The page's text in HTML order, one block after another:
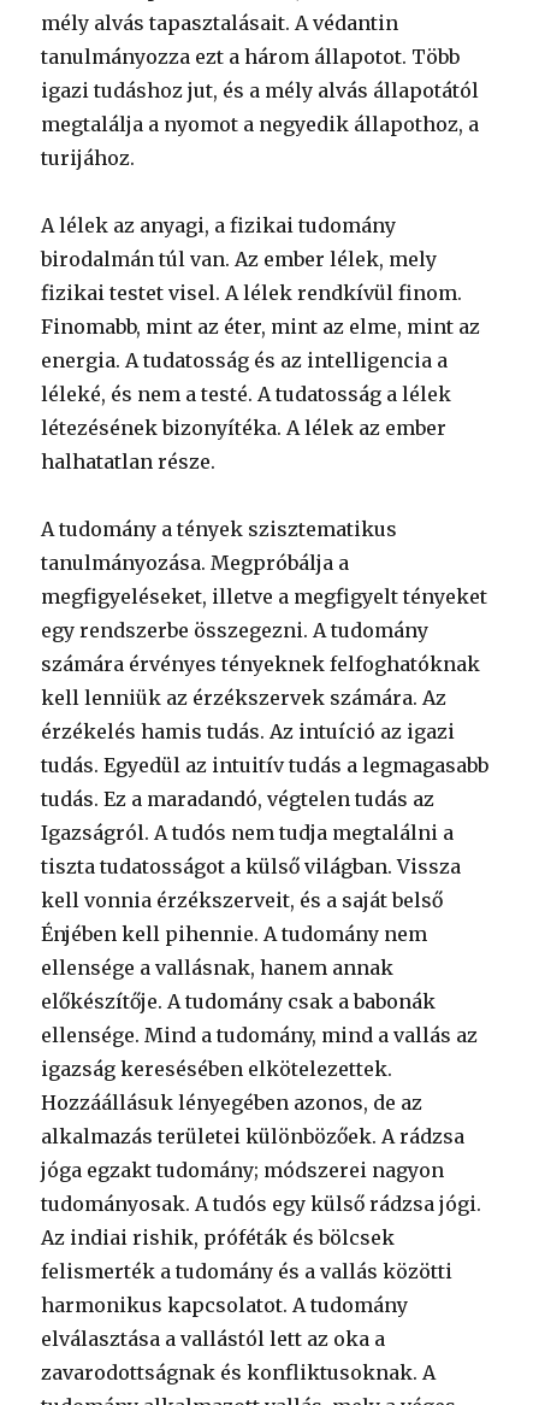
mély alvás tapasztalásait. A védantin
tanulmányozza ezt a három állapotot. Több
igazi tudáshoz jut, és a mély alvás állapotától
megtalálja a nyomot a negyedik állapothoz, a
turijához.
A lélek az anyagi, a fizikai tudomány
birodalmán túl van. Az ember lélek, mely
fizikai testet visel. A lélek rendkívül finom.
Finomabb, mint az éter, mint az elme, mint az
energia. A tudatosság és az intelligencia a
léleké, és nem a testé. A tudatosság a lélek
létezésének bizonyítéka. A lélek az ember
halhatatlan része.
A tudomány a tények szisztematikus
tanulmányozása. Megpróbálja a
megfigyeléseket, illetve a megfigyelt tényeket
egy rendszerbe összegezni. A tudomány
számára érvényes tényeknek felfoghatóknak
kell lenniük az érzékszervek számára. Az
érzékelés hamis tudás. Az intuíció az igazi
tudás. Egyedül az intuitív tudás a legmagasabb
tudás. Ez a maradandó, végtelen tudás az
Igazságról. A tudós nem tudja megtalálni a
tiszta tudatosságot a külső világban. Vissza
kell vonnia érzékszerveit, és a saját belső
Énjében kell pihennie. A tudomány nem
ellensége a vallásnak, hanem annak
előkészítője. A tudomány csak a babonák
ellensége. Mind a tudomány, mind a vallás az
igazság keresésében elkötelezettek.
Hozzáállásuk lényegében azonos, de az
alkalmazás területei különbözőek. A rádzsa
jóga egzakt tudomány; módszerei nagyon
tudományosak. A tudós egy külső rádzsa jógi.
Az indiai rishik, próféták és bölcsek
felismerték a tudomány és a vallás közötti
harmonikus kapcsolatot. A tudomány
elválasztása a vallástól lett az oka a
zavarodottságnak és konfliktusoknak. A